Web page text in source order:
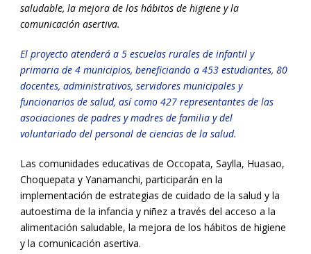
saludable, la mejora de los hábitos de higiene y la
comunicación asertiva.
El proyecto atenderá a 5 escuelas rurales de infantil y
primaria de 4 municipios, beneficiando a 453 estudiantes, 80
docentes, administrativos, servidores municipales y
funcionarios de salud, así como 427 representantes de las
asociaciones de padres y madres de familia y del
voluntariado del personal de ciencias de la salud.
Las comunidades educativas de Occopata, Saylla, Huasao,
Choquepata y Yanamanchi, participarán en la
implementación de estrategias de cuidado de la salud y la
autoestima de la infancia y niñez a través del acceso a la
alimentación saludable, la mejora de los hábitos de higiene
y la comunicación asertiva.